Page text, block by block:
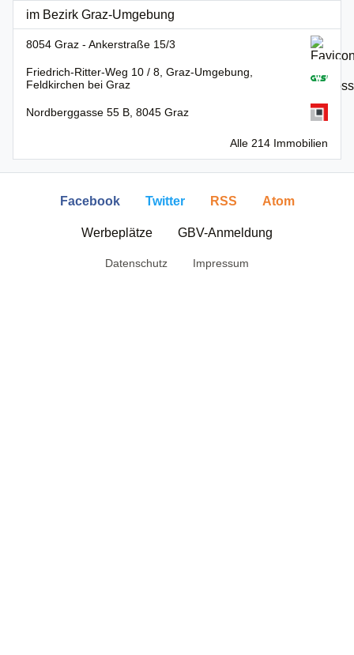
im Bezirk Graz-Umgebung
8054 Graz - Ankerstraße 15/3
Friedrich-Ritter-Weg 10 / 8, Graz-Umgebung,
Feldkirchen bei Graz
Nordberggasse 55 B, 8045 Graz
Alle 214 Immobilien
Facebook Twitter RSS Atom
Werbeplätze GBV-Anmeldung
Datenschutz Impressum